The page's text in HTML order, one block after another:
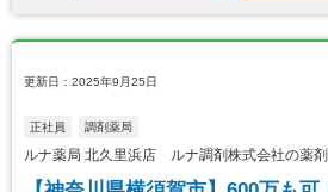
更新日：2025年9月25日
正社員 調剤薬局
ルナ薬局 北久里浜店 ルナ調剤株式会社の薬